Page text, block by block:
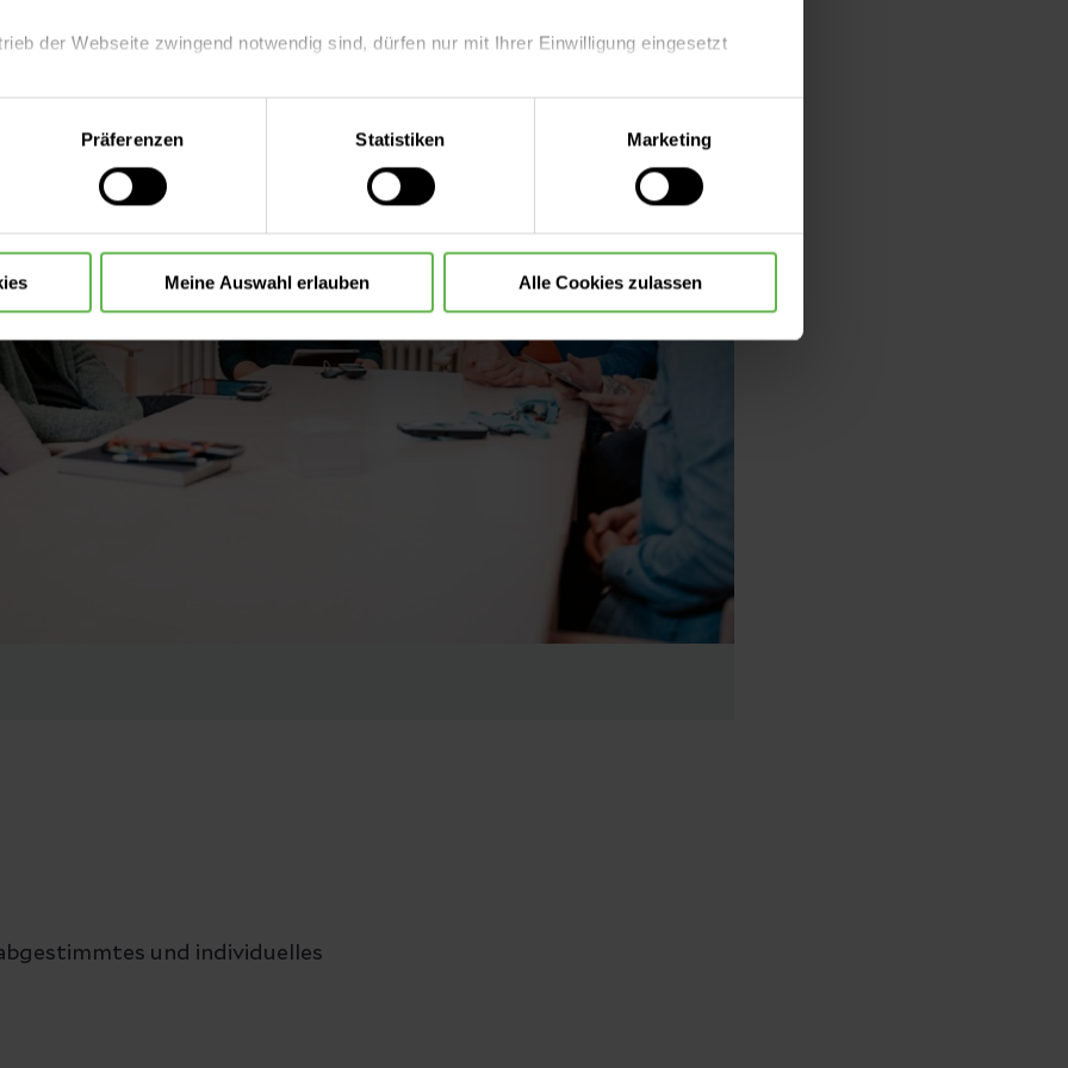
der Webseite zwingend notwendig sind, dürfen nur mit Ihrer Einwilligung eingesetzt
mit nur den notwendigen Cookies zu benutzen, eine individuelle Auswahl hinsichtlich der
treffen oder durch Auswahl von „Alle Cookies akzeptieren“ in die Verwendung aller Cookies
können Sie jederzeit ändern oder widerrufen.
Präferenzen Statistiken Marketing
Meine Auswahl erlauben Alle Cookies zulassen
und individuelles